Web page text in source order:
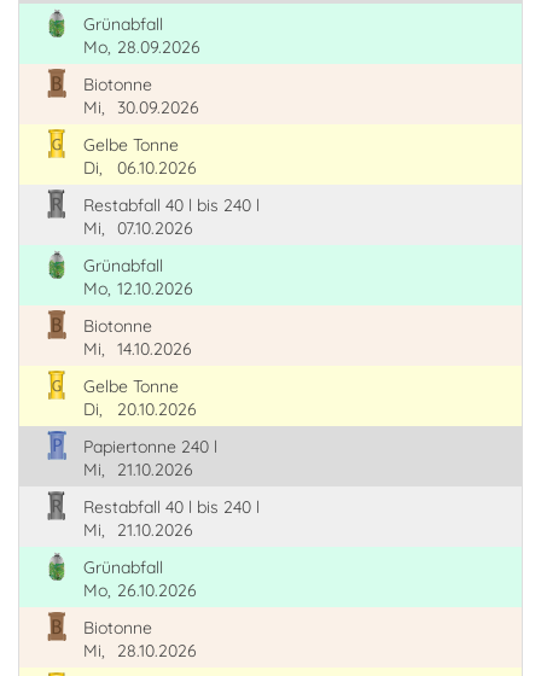
Grünabfall
Mo, 28.09.2026
Biotonne
Mi,
30.09.2026
Gelbe Tonne
Di,
06.10.2026
Restabfall 40 l bis 240 l
Mi,
07.10.2026
Grünabfall
Mo, 12.10.2026
Biotonne
Mi,
14.10.2026
Gelbe Tonne
Di,
20.10.2026
Papiertonne 240 l
Mi,
21.10.2026
Restabfall 40 l bis 240 l
Mi,
21.10.2026
Grünabfall
Mo, 26.10.2026
Biotonne
Mi,
28.10.2026